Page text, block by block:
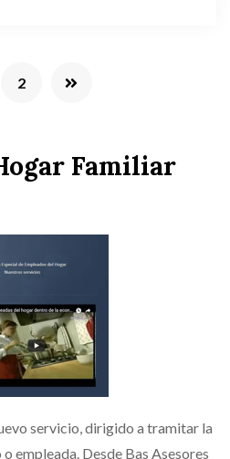
2
Familiar
servicio, dirigido a tramitar la
empleada. Desde Bas Asesores